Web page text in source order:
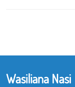
Wasiliana Nasi